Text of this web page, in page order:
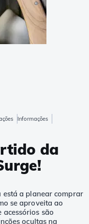
Informações
da
está a planear comprar
se aproveita ao
são
ocultas na